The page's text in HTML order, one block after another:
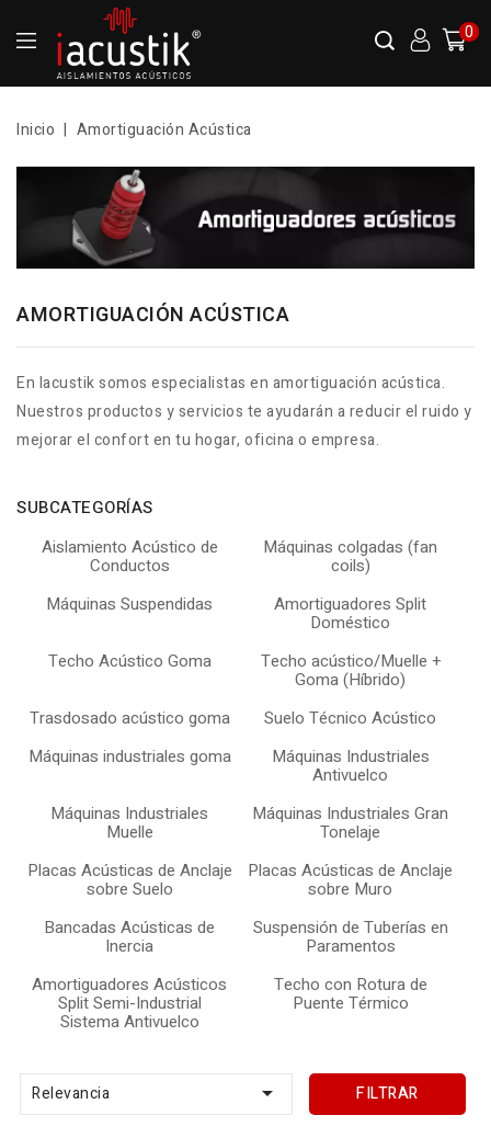
0
Inicio Amortiguación Acústica
AMORTIGUACIÓN ACÚSTICA
En Iacustik somos especialistas en amortiguación acústica.
Nuestros productos y servicios te ayudarán a reducir el ruido y
mejorar el confort en tu hogar, oficina o empresa.
SUBCATEGORÍAS
Aislamiento Acústico de
Conductos
Máquinas colgadas (fan
coils)
Máquinas Suspendidas
Amortiguadores Split
Doméstico
Techo Acústico Goma
Techo acústico/Muelle +
Goma (Híbrido)
Trasdosado acústico goma
Suelo Técnico Acústico
Máquinas industriales goma
Máquinas Industriales
Antivuelco
Máquinas Industriales
Muelle
Máquinas Industriales Gran
Tonelaje
Placas Acústicas de Anclaje
sobre Suelo
Placas Acústicas de Anclaje
sobre Muro
Bancadas Acústicas de
Inercia
Suspensión de Tuberías en
Paramentos
Amortiguadores Acústicos
Split Semi-Industrial
Sistema Antivuelco
Techo con Rotura de
Puente Térmico
Relevancia  FILTRAR